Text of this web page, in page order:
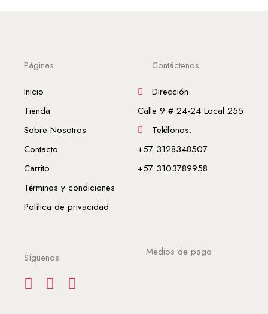
Páginas
Inicio
Tienda
Sobre Nosotros
Contacto
Carrito
Términos y condiciones
Política de privacidad
Contáctenos
Dirección:
Calle 9 # 24-24 Local 255
Teléfonos:
+57 3128348507
+57 3103789958
Síguenos Medios de pago